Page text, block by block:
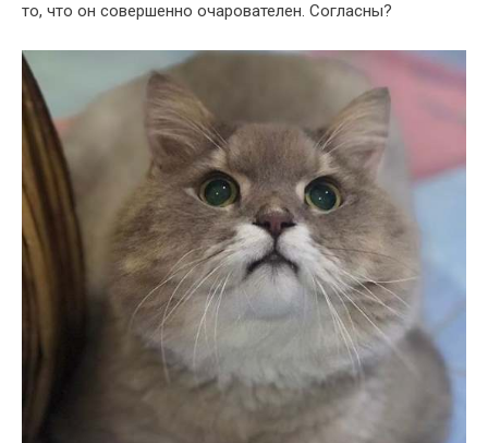
то, что он совершенно очарователен. Согласны?